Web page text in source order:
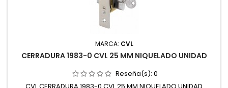
MARCA: CVL
CERRADURA 1983-0 CVL 25 MM NIQUELADO UNIDAD
Reseña(s): 0